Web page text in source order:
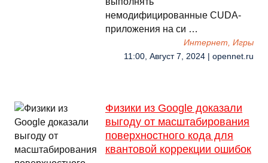
немодифицированные CUDA-
приложения на си …
Интернет, Игры
11:00, Август 7, 2024 | opennet.ru
Физики из Google доказали
выгоду от масштабирования
поверхностного кода для
квантовой коррекции ошибок